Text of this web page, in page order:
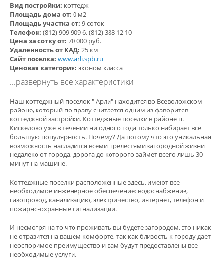
Вид постройки: коттедж
Площадь дома от: 0 м2
Площадь участка от: 9 соток
Телефон: (812) 909 909 6, (812) 388 12 10
Цена за сотку от: 70 000 руб.
Удаленность от КАД: 25 км
Сайт поселка: www.arli.spb.ru
Ценовая категория: эконом класса
...развернуть все характеристики
Наш коттеджный поселок " Арли" находится во Всеволожском
районе, который по праву считается одним из фаворитов
коттеджной застройки. Коттеджные поселки в районе п.
Кискелово уже в течении ни одного года только набирает все
большую популярность. Почему? Да потому что это уникальная
возможность насладится всеми прелестями загородной жизни
недалеко от города, дорога до которого займет всего лишь 30
минут на машине.
Коттеджные поселки расположенные здесь, имеют все
необходимое инженерное обеспечение: водоснабжение,
газопровод, канализацию, электричество, интернет, телефон и
пожарно-охранные сигнализации.
И несмотря на то что проживать вы будете загородом, это никак
не отразится на вашем комфорте, так как близость к городу дает
неоспоримое преимущество и вам будут предоставлены все
необходимые услуги.